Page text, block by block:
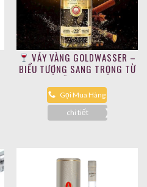
VẢY VÀNG GOLDWASSER –
BIỂU TƯỢNG SANG TRỌNG TỪ
NĂM 1598
Gọi Mua Hàng
chi tiết